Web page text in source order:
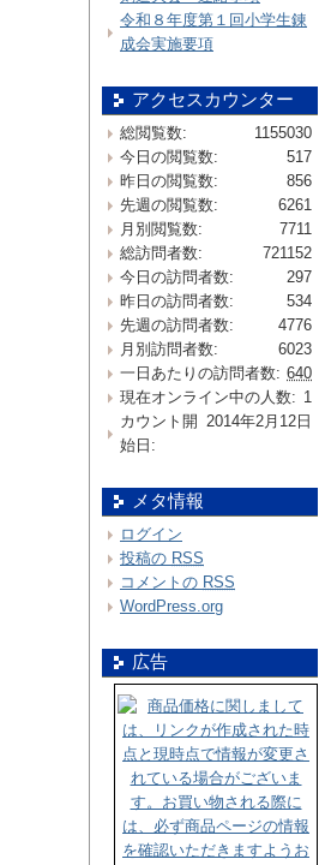
令和８年度第１回小学生錬
成会実施要項
アクセスカウンター
1155030
総閲覧数:
517
今日の閲覧数:
856
昨日の閲覧数:
6261
先週の閲覧数:
7711
月別閲覧数:
721152
総訪問者数:
297
今日の訪問者数:
534
昨日の訪問者数:
4776
先週の訪問者数:
6023
月別訪問者数:
640
一日あたりの訪問者数:
1
現在オンライン中の人数:
2014年2月12日
カウント開
始日:
メタ情報
ログイン
投稿の RSS
コメントの RSS
WordPress.org
広告